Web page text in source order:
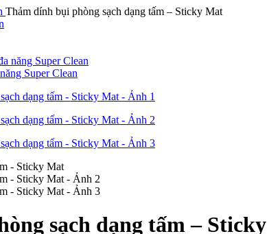
Thảm dính bụi phòng sạch dạng tấm – Sticky Mat
Super Clean
sạch dạng tấm –